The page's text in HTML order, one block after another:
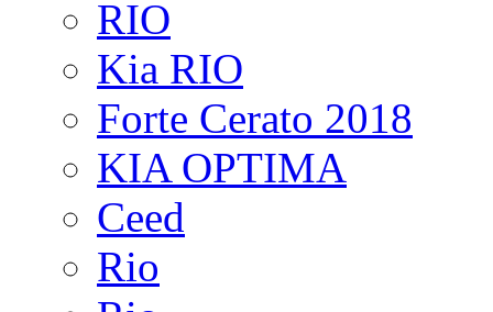
RIO
Kia RIO
Forte Cerato 2018
KIA OPTIMA
Ceed
Rio